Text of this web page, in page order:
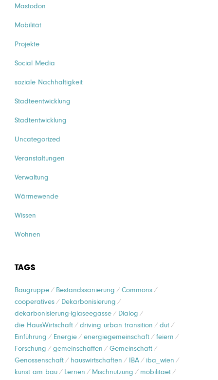
Mastodon
Mobilität
Projekte
Social Media
soziale Nachhaltigkeit
Stadteentwicklung
Stadtentwicklung
Uncategorized
Veranstaltungen
Verwaltung
Wärmewende
Wissen
Wohnen
TAGS
Baugruppe Bestandssanierung
Commons
cooperatives
Dekarbonisierung
dekarbonisierung-iglaseegasse
Dialog
die HausWirtschaft
driving urban transition
dut
Einführung
Energie energiegemeinschaft
feiern
Forschung
gemeinschaffen
Gemeinschaft
Genossenschaft
hauswirtschaften IBA
iba_wien
kunst am bau
Lernen Mischnutzung
mobilitaet